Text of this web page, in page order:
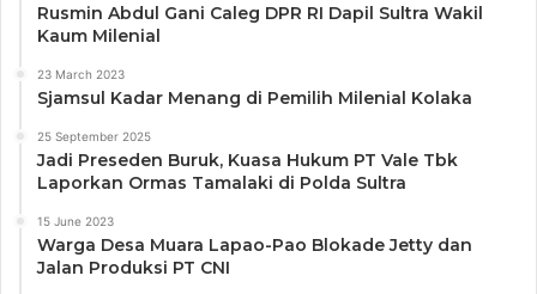
Rusmin Abdul Gani Caleg DPR RI Dapil Sultra Wakil
Kaum Milenial
23 March 2023
Sjamsul Kadar Menang di Pemilih Milenial Kolaka
25 September 2025
Jadi Preseden Buruk, Kuasa Hukum PT Vale Tbk
Laporkan Ormas Tamalaki di Polda Sultra
15 June 2023
Warga Desa Muara Lapao-Pao Blokade Jetty dan
Jalan Produksi PT CNI